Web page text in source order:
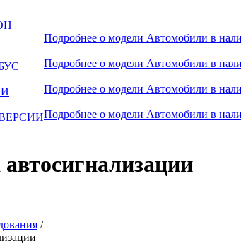
Подробнее о модели Автомобили в
Подробнее о модели Автомобили в
Подробнее о модели Автомобили в
Подробнее о модели Автомобили в
/